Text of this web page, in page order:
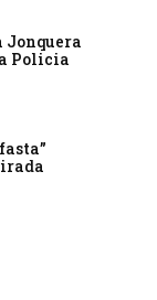
Jonquera
Policia